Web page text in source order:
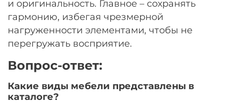
и оригинальность. Главное – сохранять
гармонию, избегая чрезмерной
нагруженности элементами, чтобы не
перегружать восприятие.
Вопрос-ответ:
Какие виды мебели представлены в
каталоге?